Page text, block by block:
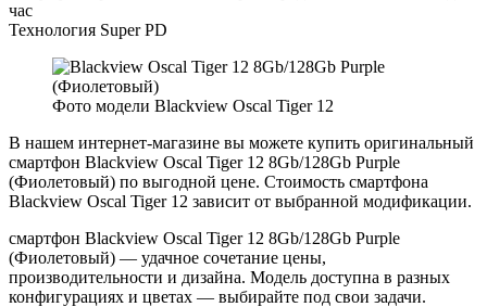
час
Технология Super PD
Фото модели Blackview Oscal Tiger 12
В нашем интернет-магазине вы можете купить оригинальный
смартфон Blackview Oscal Tiger 12 8Gb/128Gb Purple
(Фиолетовый) по выгодной цене. Стоимость смартфона
Blackview Oscal Tiger 12 зависит от выбранной модификации.
смартфон Blackview Oscal Tiger 12 8Gb/128Gb Purple
(Фиолетовый) — удачное сочетание цены,
производительности и дизайна. Модель доступна в разных
конфигурациях и цветах — выбирайте под свои задачи.